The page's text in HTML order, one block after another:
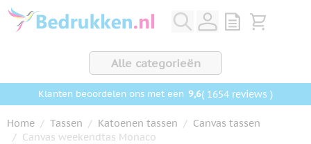
Ga naar de inhoud
View quote,
Bekijk
Alle categorieën
Klanten beoordelen ons met een 9,6( 1654 reviews )
Home / Tassen / Katoenen tassen / Canvas tassen
/ Canvas weekendtas Monaco